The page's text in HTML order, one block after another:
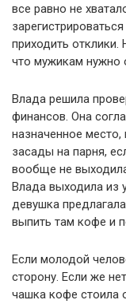
все равно не
приходить
что мужикам нужно
Влада решила
финансов. Она
назначенное
засады на парня,
вообще не
Влада выходила из
девушка
выпить там кофе и
Если молодой
сторону. Если же
чашка кофе стоила